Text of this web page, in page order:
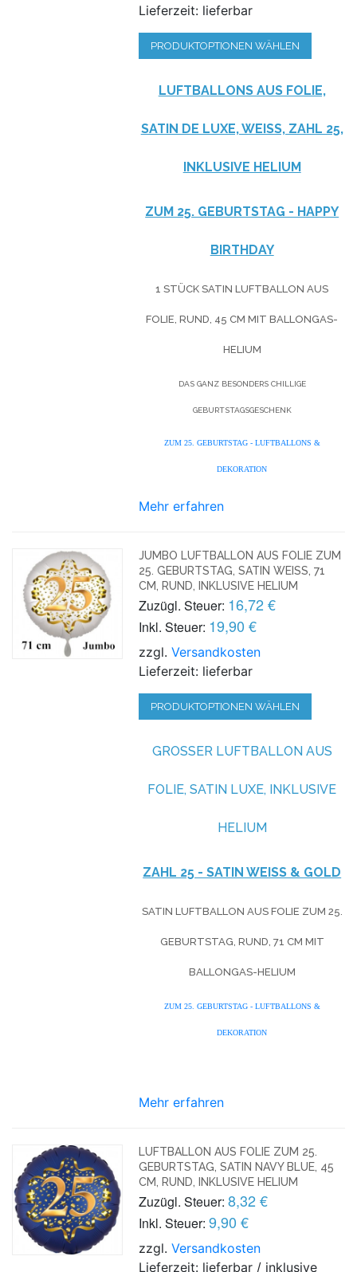
Lieferzeit: lieferbar
PRODUKTOPTIONEN WÄHLEN
LUFTBALLONS AUS FOLIE,
SATIN DE LUXE, WEISS, ZAHL 25, I
NKLUSIVE HELIUM
ZUM 25. GEBURTSTAG - HAPPY
BIRTHDAY
1 STÜCK SATIN LUFTBALLON AUS
FOLIE, RUND, 45 CM MIT BALLONGAS-
HELIUM
DAS GANZ BESONDERS CHILLIGE
GEBURTSTAGSGESCHENK
ZUM 25. GEBURTSTAG - LUFTBALLONS &
DEKORATION
Mehr erfahren
JUMBO LUFTBALLON AUS FOLIE ZUM
25. GEBURTSTAG, SATIN WEISS, 71 C
M, RUND, INKLUSIVE HELIUM
Zuzügl. Steuer: 16,72 €
Inkl. Steuer: 19,90 €
zzgl.Versandkosten
Lieferzeit: lieferbar
PRODUKTOPTIONEN WÄHLEN
GROSSER LUFTBALLON AUS F
OLIE, SATIN LUXE, INKLUSIVE H
ELIUM
ZAHL 25 - SATIN WEISS & GOLD
SATIN LUFTBALLON AUS FOLIE ZUM 25.
GEBURTSTAG, RUND, 71 CM MIT
BALLONGAS-HELIUM
ZUM 25. GEBURTSTAG - LUFTBALLONS &
DEKORATION
Mehr erfahren
LUFTBALLON AUS FOLIE ZUM 25.
GEBURTSTAG, SATIN NAVY BLUE, 45
CM, RUND, INKLUSIVE HELIUM
Zuzügl. Steuer: 8,32 €
Inkl. Steuer: 9,90 €
zzgl.Versandkosten
Lieferzeit: lieferbar / inklusive